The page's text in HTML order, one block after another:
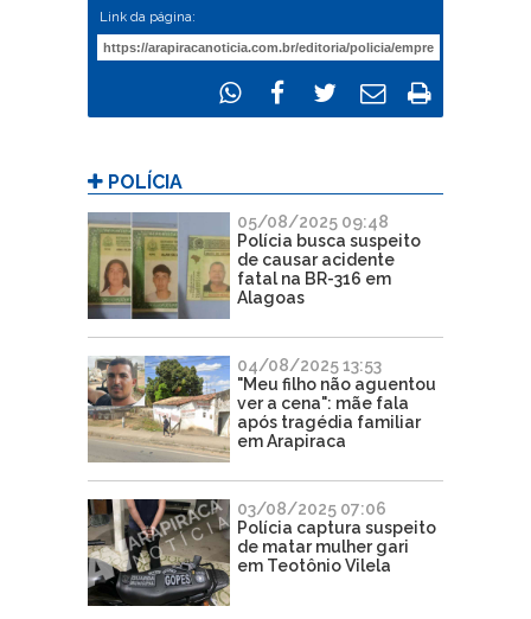
Link da página:
POLÍCIA
05/08/2025 09:48
Polícia busca suspeito
de causar acidente
fatal na BR-316 em
Alagoas
04/08/2025 13:53
"Meu filho não aguentou
ver a cena": mãe fala
após tragédia familiar
em Arapiraca
03/08/2025 07:06
Polícia captura suspeito
de matar mulher gari
em Teotônio Vilela